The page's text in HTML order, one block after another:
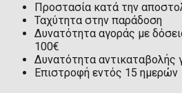
Προστασία κατά την
Ταχύτητα στην παράδοση
Δυνατότητα αγοράς με
100€
Δυνατότητα αντικαταβολής
Επιστροφή εντός 15 ημερών